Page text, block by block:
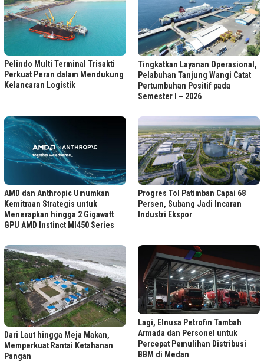
Pelindo Multi Terminal Trisakti
Perkuat Peran dalam Mendukung
Kelancaran Logistik
Tingkatkan Layanan Operasional,
Pelabuhan Tanjung Wangi Catat
Pertumbuhan Positif pada
Semester I – 2026
AMD dan Anthropic Umumkan
Kemitraan Strategis untuk
Menerapkan hingga 2 Gigawatt
GPU AMD Instinct MI450 Series
Progres Tol Patimban Capai 68
Persen, Subang Jadi Incaran
Industri Ekspor
Dari Laut hingga Meja Makan,
Memperkuat Rantai Ketahanan
Pangan
Lagi, Elnusa Petrofin Tambah
Armada dan Personel untuk
Percepat Pemulihan Distribusi
BBM di Medan